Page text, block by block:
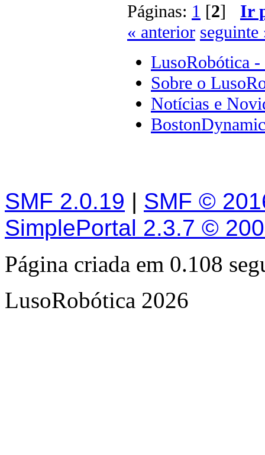
Páginas: 1 [2] Ir
« anterior seguinte
LusoRobótica -
Sobre o
Notícias e
SMF 2.0.19 | SMF ©
SimplePortal 2.3.7 ©
Página criada em 0.108
LusoRobótica 2026